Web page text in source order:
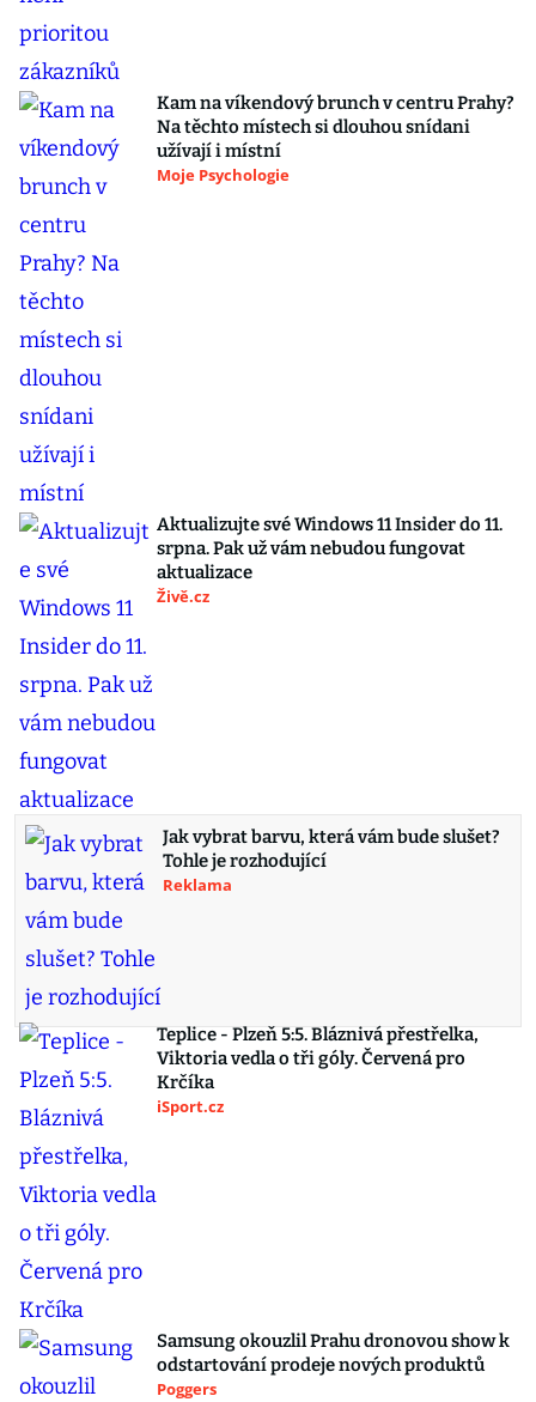
Kam na víkendový brunch v centru Prahy?
Na těchto místech si dlouhou snídani
užívají i místní
Moje Psychologie
Aktualizujte své Windows 11 Insider do 11.
srpna. Pak už vám nebudou fungovat
aktualizace
Živě.cz
Jak vybrat barvu, která vám bude slušet?
Tohle je rozhodující
Reklama
Teplice - Plzeň 5:5. Bláznivá přestřelka,
Viktoria vedla o tři góly. Červená pro
Krčíka
iSport.cz
Samsung okouzlil Prahu dronovou show k
odstartování prodeje nových produktů
Poggers